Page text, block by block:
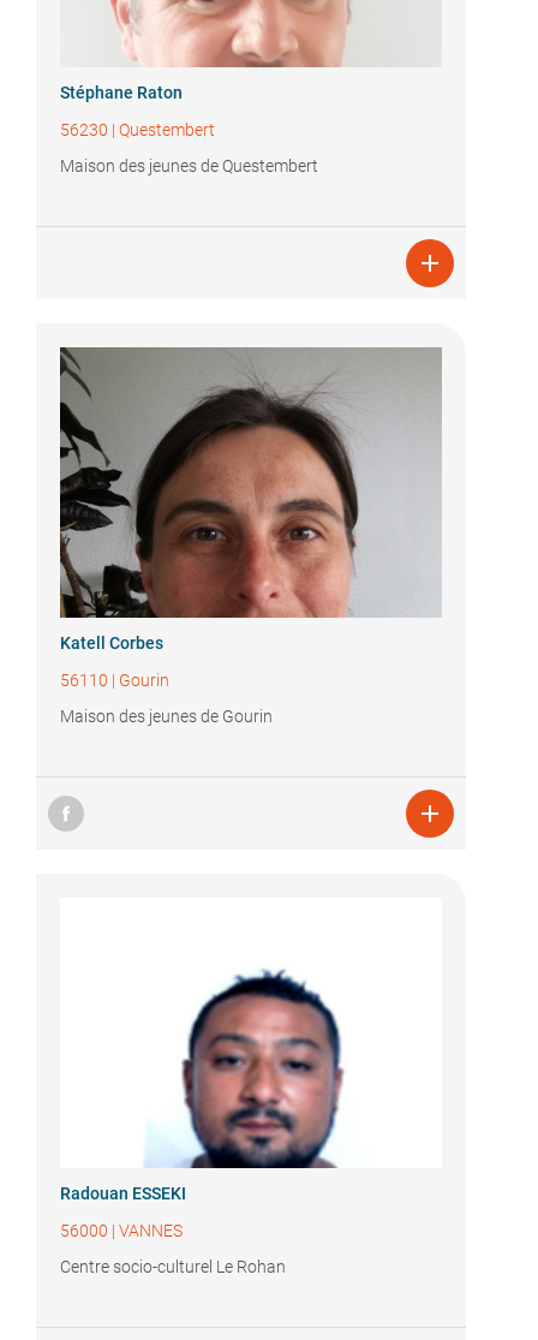
Stéphane Raton
56230 | Questembert
Maison des jeunes de Questembert

Katell Corbes
56110 | Gourin
Maison des jeunes de Gourin

Radouan ESSEKI
56000 | VANNES
Centre socio-culturel Le Rohan